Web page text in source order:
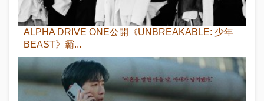
ALPHA DRIVE ONE公開《UNBREAKABLE: 少年
BEAST》霸...